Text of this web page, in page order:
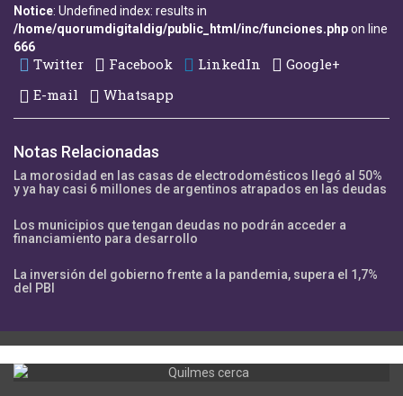
Notice: Undefined index: results in
/home/quorumdigitaldig/public_html/inc/funciones.phpon line
666
Twitter Facebook LinkedIn
Google+
E-mail
Whatsapp
Notas Relacionadas
La morosidad en las casas de electrodomésticos llegó al 50%
y ya hay casi 6 millones de argentinos atrapados en las deudas
Los municipios que tengan deudas no podrán acceder a
financiamiento para desarrollo
La inversión del gobierno frente a la pandemia, supera el 1,7%
del PBI